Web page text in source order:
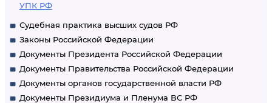
УПК РФ
Судебная практика высших судов РФ
Законы Российской Федерации
Документы Президента Российской Федерации
Документы Правительства Российской Федерации
Документы органов государственной власти РФ
Документы Президиума и Пленума ВС РФ